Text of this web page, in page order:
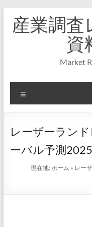
キ
プ
産業調査
資
Market
ニ
ー
レーザーラン
ーバル予測
現在地:ホーム » レー